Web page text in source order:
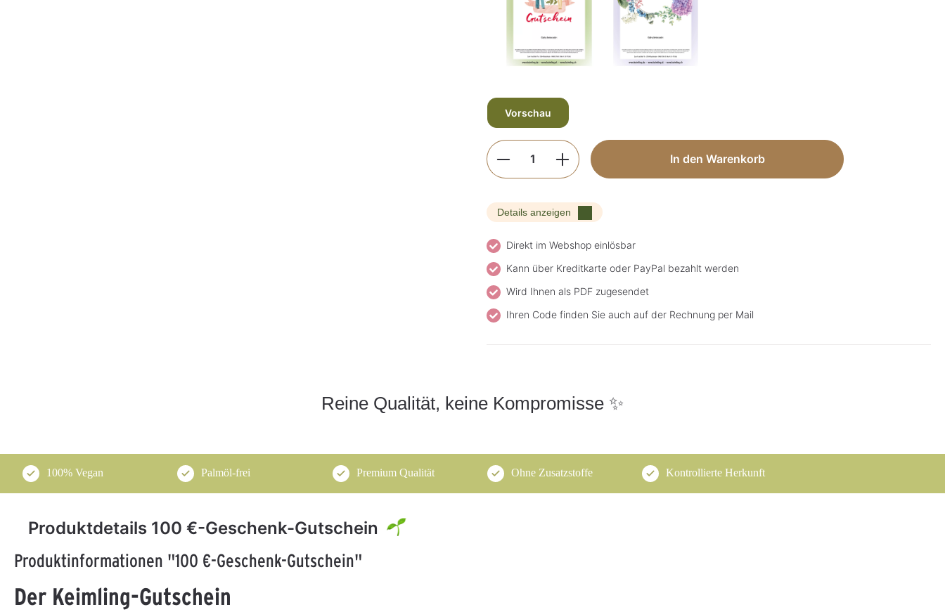
Vorschau
Produkt Anzahl: Gib den gewünschten Wert ein oder
In den Warenkorb
Details anzeigen
Direkt im Webshop einlösbar
Kann über Kreditkarte oder PayPal bezahlt werden
Wird Ihnen als PDF zugesendet
Ihren Code finden Sie auch auf der Rechnung per Mail
Reine Qualität, keine Kompromisse ✨
100% Vegan Palmöl-frei Premium Qualität Ohne Zusatzstoffe Kontrollierte Herkunft
Produktdetails 100 €-Geschenk-Gutschein
Produktinformationen "100 €-Geschenk-Gutschein"
Der Keimling-Gutschein